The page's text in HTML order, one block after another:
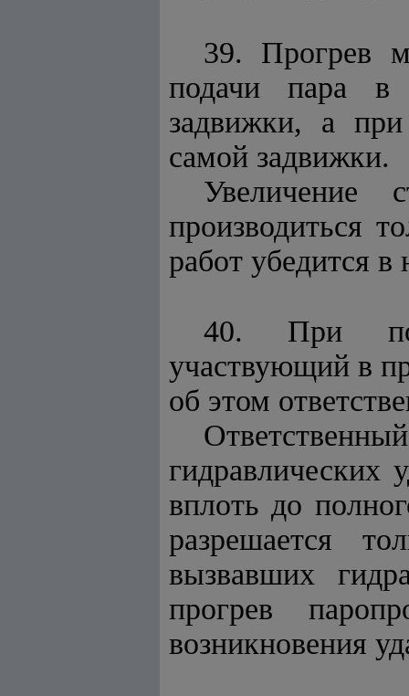
39. Прогрев
подачи пара в
задвижки, а
самой задвижки.
Увеличение
производиться
работ убедится
40. При
участвующий в
об этом
гидравлических
вплоть до
разрешается
вызвавших
прогрев
возникновения